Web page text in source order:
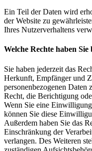
Ein Teil der Daten wird
der Website zu
Ihres Nutzerverhaltens
Welche Rechte haben
Sie haben jederzeit das
Herkunft, Empfänger und
personenbezogenen Daten
Recht, die Berichtigung
Wenn Sie eine
können Sie diese
Außerdem haben Sie das
Einschränkung der
verlangen. Des Weiteren